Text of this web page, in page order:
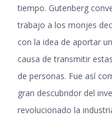
tiempo. Gutenberg
trabajo a los monjes
con la idea de aportar
causa de transmitir
de personas. Fue así
gran descubridor del
revolucionado la